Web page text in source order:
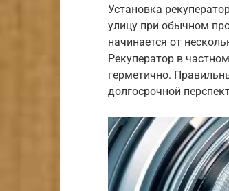
Установка
улицу при обычном
начинается от
Рекуператор в
герметично.
долгосрочной